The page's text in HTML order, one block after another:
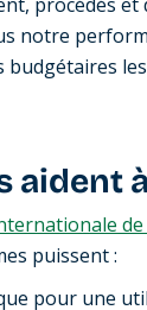
notre
budgétaires
aident
puissent :
pour une